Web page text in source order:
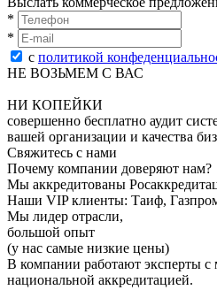
*
*
с политикой
НЕ ВОЗЬМЕМ С ВАС
НИ КОПЕЙКИ
совершенно бесплатно аудит
вашей организации и качества
Свяжитесь с нами
Почему компании доверяют нам?
Мы аккредитованы
Наши VIP клиенты: Таиф,
Мы лидер отрасли,
большой опыт
(у нас самые низкие цены)
В компании работают эксперты
национальной аккредитацией.